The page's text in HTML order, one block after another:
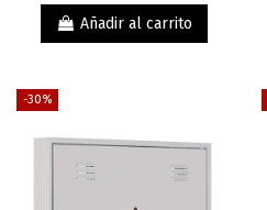
Añadir al carrito
-30%